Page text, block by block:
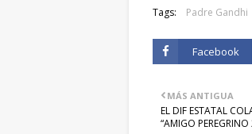
Tags: Padre Gandhi
Facebook
MÁS ANTIGUA
EL DIF ESTATAL
“AMIGO